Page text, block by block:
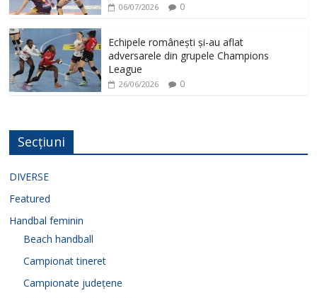
06/07/2026 0
Echipele românești și-au aflat
adversarele din grupele Champions
League
26/06/2026 0
Secțiuni
DIVERSE
Featured
Handbal feminin
Beach handball
Campionat tineret
Campionate județene